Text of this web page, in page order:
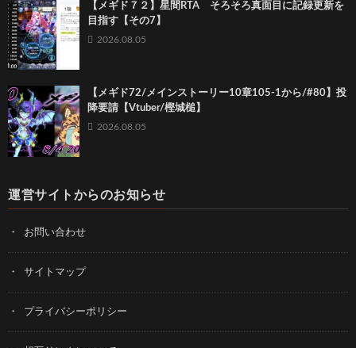
【メギド７２】星間RTA そろそろ真面目に記録更新を
目指す【その7】
2026.08.05
【メギド72/メインストーリー10章105-1から/#80】投
降要請【Vtuber/樫城槌】
2026.08.05
運営サイトからのお知らせ
お問い合わせ
サイトマップ
プライバシーポリシー